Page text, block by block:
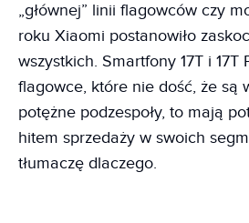
„głównej” linii flagowców czy
roku Xiaomi postanowiło
wszystkich. Smartfony 17T i
flagowce, które nie dość, że są
potężne podzespoły, to mają
hitem sprzedaży w swoich
tłumaczę dlaczego.